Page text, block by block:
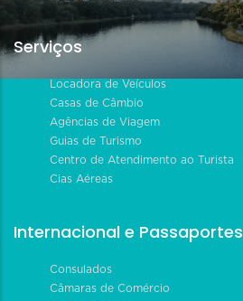
Serviços
Locadora de Veículos
Casas de Câmbio
Agências de Viagem
Guias de Turismo
Centro de Atendimento ao Turista
Cias Aéreas
Internacional e Passaportes
Consulados
Câmaras de Comércio